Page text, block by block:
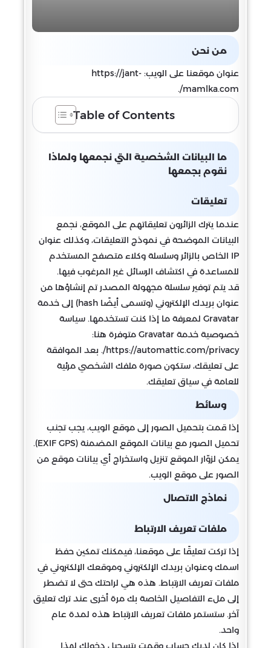
من نحن
عنوان موقعنا على الويب: https://jant-
mamlka.com/.
Table of Contents
ما البيانات الشخصية التي نجمعها ولماذا
نقوم بجمعها
تعليقات
عندما يترك الزائرون تعليقاتهم على الموقع، نجمع
البيانات الموضحة في نموذج التعليقات، وكذلك عنوان
IP الخاص بالزائر وسلسلة وكلاء متصفح المستخدم
للمساعدة في اكتشاف الرسائل غير المرغوب فيها.
قد يتم توفير سلسلة مجهولة المصدر تم إنشاؤها من
عنوان بريدك الإلكتروني (وتسمى أيضًا hash) إلى خدمة
Gravatar لمعرفة ما إذا كنت تستخدمها. سياسة
خصوصية خدمة Gravatar متوفرة هنا:
https://automattic.com/privacy/. بعد الموافقة
على تعليقك، ستكون صورة ملفك الشخصي مرئية
للعامة في سياق تعليقك.
وسائط
إذا قمت بتحميل الصور إلى موقع الويب، يجب تجنب
تحميل الصور مع بيانات الموقع المضمنة (EXIF GPS).
يمكن لزوّار الموقع تنزيل واستخراج أي بيانات موقع من
الصور على موقع الويب.
نماذج الاتصال
ملفات تعريف الارتباط
إذا تركت تعليقًا على موقعنا، فيمكنك تمكين حفظ
اسمك وعنوان بريدك الإلكتروني وموقعك الإلكتروني في
ملفات تعريف الارتباط. هذه هي لراحتك حتى لا تضطر
إلى ملء التفاصيل الخاصة بك مرة أخرى عند ترك تعليق
آخر. ستستمر ملفات تعريف الارتباط هذه لمدة عام
واحد.
إذا كان لديك حساب وقمت بتسجيل دخولك لهذا